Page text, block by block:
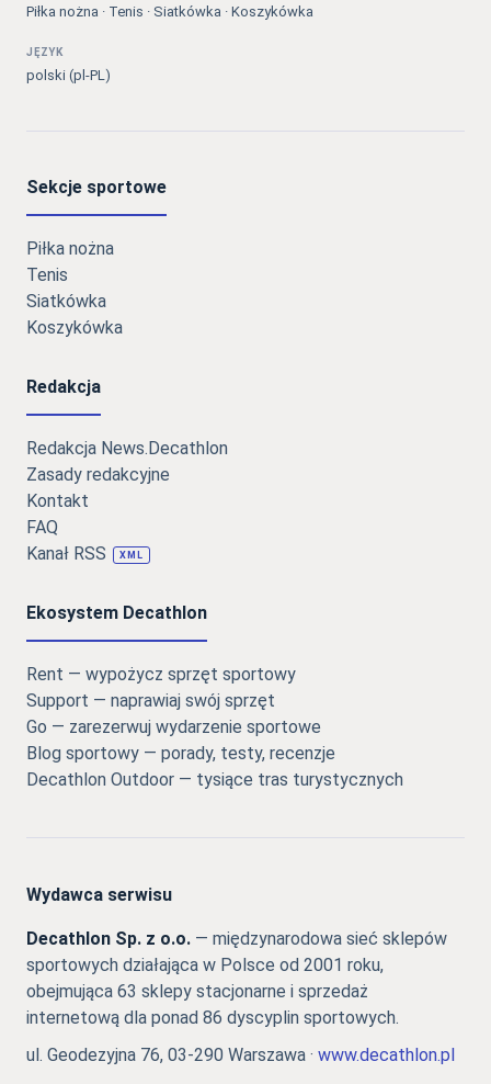
Piłka nożna · Tenis · Siatkówka · Koszykówka
JĘZYK
polski (pl-PL)
Sekcje sportowe
Piłka nożna
Tenis
Siatkówka
Koszykówka
Redakcja
Redakcja News.Decathlon
Zasady redakcyjne
Kontakt
FAQ
Kanał RSS
XML
Ekosystem Decathlon
Rent — wypożycz sprzęt sportowy
Support — naprawiaj swój sprzęt
Go — zarezerwuj wydarzenie sportowe
Blog sportowy — porady, testy, recenzje
Decathlon Outdoor — tysiące tras turystycznych
Wydawca serwisu
Decathlon Sp. z o.o. — międzynarodowa sieć sklepów
sportowych działająca w Polsce od 2001 roku,
obejmująca 63 sklepy stacjonarne i sprzedaż
internetową dla ponad 86 dyscyplin sportowych.
ul. Geodezyjna 76, 03-290 Warszawa · www.decathlon.pl